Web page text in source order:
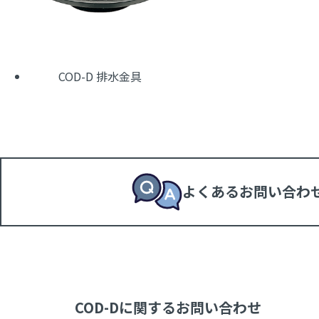
COD-D 排水金具
よくあるお問い合わ
COD-Dに関するお問い合わせ